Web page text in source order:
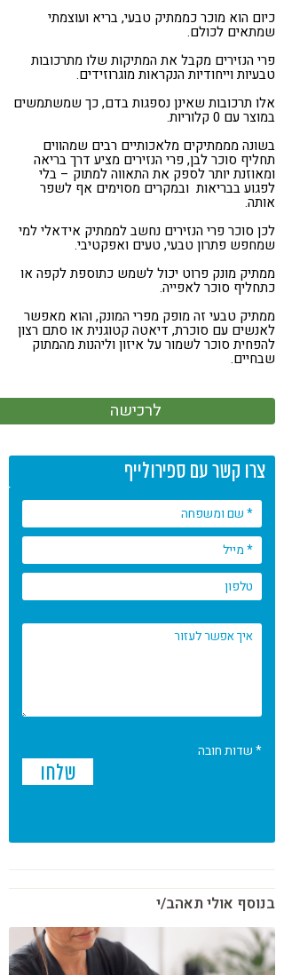
כיום הוא מוכר כממתיק טבעי, בריא ועוצמתי
שמתאים לכולם.
פרי הנזירים מקבל את המתיקות שלו מתרכובות
טבעיות וייחודיות הנקראות מוגרוזידים.
אלו תרכובות שאינן נספגות בדם, כך שמשתמשים
במוצר עם 0 קלוריות.
בשונה מממתיקים מלאכותיים רבים שמהווים
תחליף סוכר לבן, פרי הנזירים מציע דרך בריאה
ומאוזנת יותר לספק את התאווה למתוק – בלי
לפגוע בבריאות ובמקרים מסוימים אף לשפר
אותה.
לכן סוכר פרי הנזירים נחשב לממתיק אידאלי למי
שמחפש פתרון טבעי, טעים ואפקטיבי.
ממתיק מונק פרוט יכול לשמש כתוספת לקפה או
כתחליף סוכר לאפייה.
ממתיק טבעי זה מופק מפרי המונק, והוא מאפשר
לאנשים עם סוכרת, דיאטה קטוגנית או סתם רצון
להפחית סוכר לשמור על איזון וליהנות מהמתוק
שבחיים.
לרכישה
צרו קשר עם ספירולייף
* שדות חובה
בנוסף אולי תאהב/י